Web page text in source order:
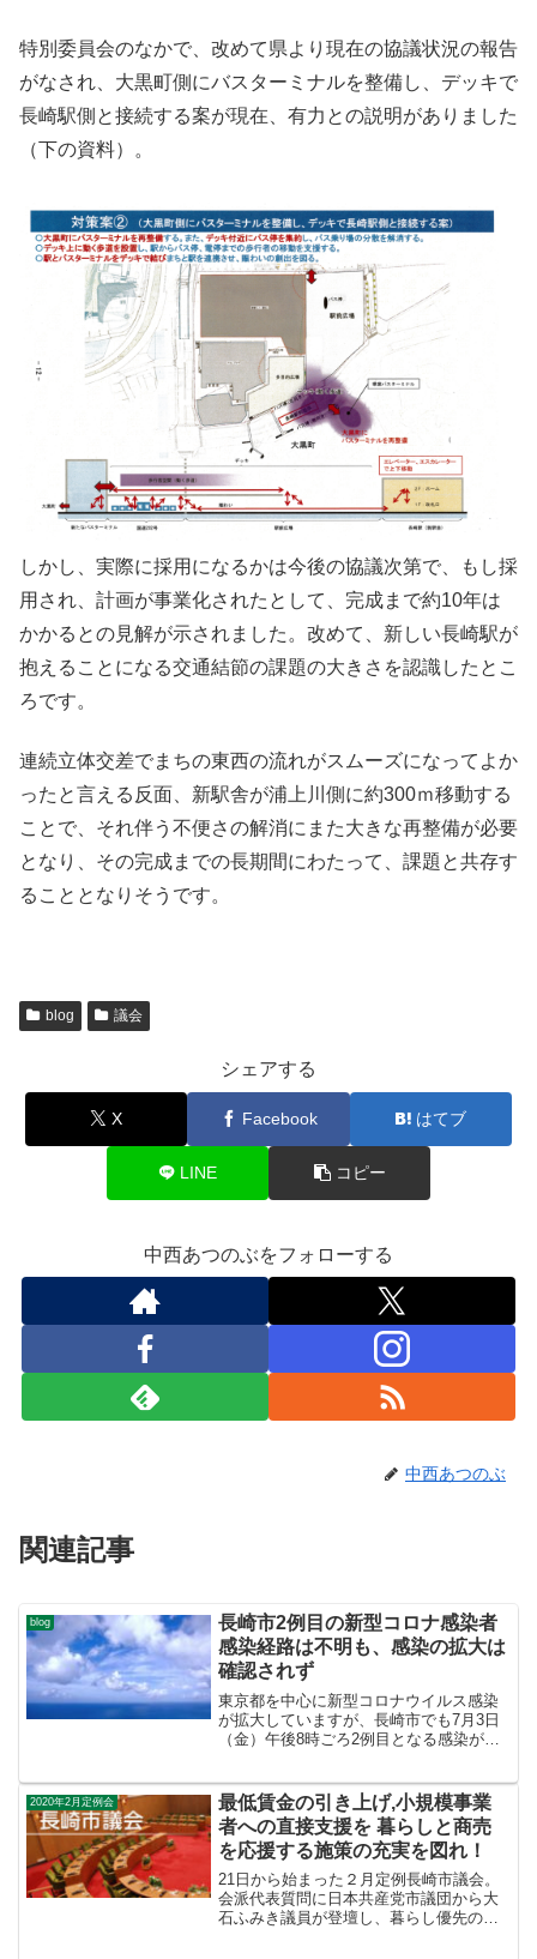
特別委員会のなかで、改めて県より現在の協議状況の報告
がなされ、大黒町側にバスターミナルを整備し、デッキで
長崎駅側と接続する案が現在、有力との説明がありました
（下の資料）。
しかし、実際に採用になるかは今後の協議次第で、もし採
用され、計画が事業化されたとして、完成まで約10年は
かかるとの見解が示されました。改めて、新しい長崎駅が
抱えることになる交通結節の課題の大きさを認識したとこ
ろです。
連続立体交差でまちの東西の流れがスムーズになってよか
ったと言える反面、新駅舎が浦上川側に約300ｍ移動する
ことで、それ伴う不便さの解消にまた大きな再整備が必要
となり、その完成までの長期間にわたって、課題と共存す
ることとなりそうです。
blog 議会
シェアする
X Facebook はてブ
LINE コピー
中西あつのぶをフォローする
中西あつのぶ
関連記事
blog
長崎市2例目の新型コロナ感染者
感染経路は不明も、感染の拡大は
確認されず
東京都を中心に新型コロナウイルス感染
が拡大していますが、長崎市でも7月3日
（金）午後8時ごろ2例目となる感染が確
習先を変わる予定であったためＰＣＲ検
査を行った結果、感染...
2020年2月定例会
最低賃金の引き上げ,小規模事業
者への直接支援を 暮らしと商売
を応援する施策の充実を図れ！
21日から始まった２月定例長崎市議会。
会派代表質問に日本共産党市議団から大
石ふみき議員が登壇し、暮らし優先の市